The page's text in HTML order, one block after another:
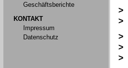
Geschäftsberichte
KONTAKT
Impressum
Datenschutz
>
>
>
>
>